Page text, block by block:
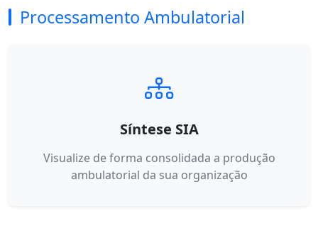
Processamento Ambulatorial
Síntese SIA
Visualize de forma consolidada a produção
ambulatorial da sua organização